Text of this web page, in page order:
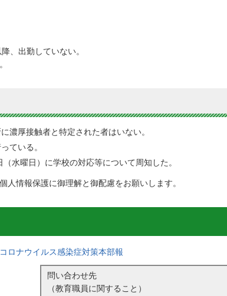
、出勤していない。
濃厚接触者と特定された者はいない。
ている。
水曜日）に学校の対応等について周知した。
情報保護に御理解と御配慮をお願いします。
ロナウイルス感染症対策本部報
問い合わせ先
（教育職員に関すること）